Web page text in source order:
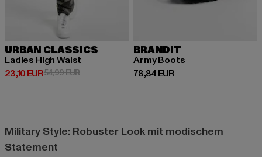
URBAN CLASSICS
Ladies High Waist
23,10 EUR
Derzeitiger Preis: 23,10 EUR
54,99 EURAktionspreis: 54,99 EUR
BRANDIT
Army Boots
78,84 EUR
Derzeitiger Preis: 78,84 EUR
Military Style: Robuster Look mit modischem
Statement